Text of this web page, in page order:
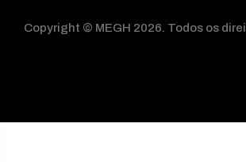
Copyright © MEGH 2026. Todos os